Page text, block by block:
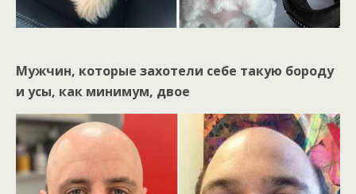
Мужчин, которые захотели себе такую бороду
и усы, как минимум, двое